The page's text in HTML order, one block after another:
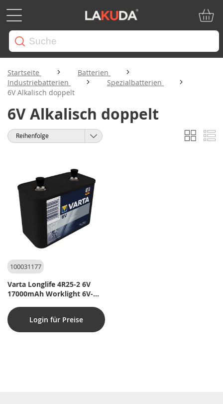
Startseite
Batterien
Industriebatterien
Spezialbatterien
6V Alkalisch doppelt
6V Alkalisch doppelt
Anzeigen
als
Liste
Sortieren
100031177
Varta Longlife 4R25-2 6V
17000mAh Worklight 6V-
Login für Preise